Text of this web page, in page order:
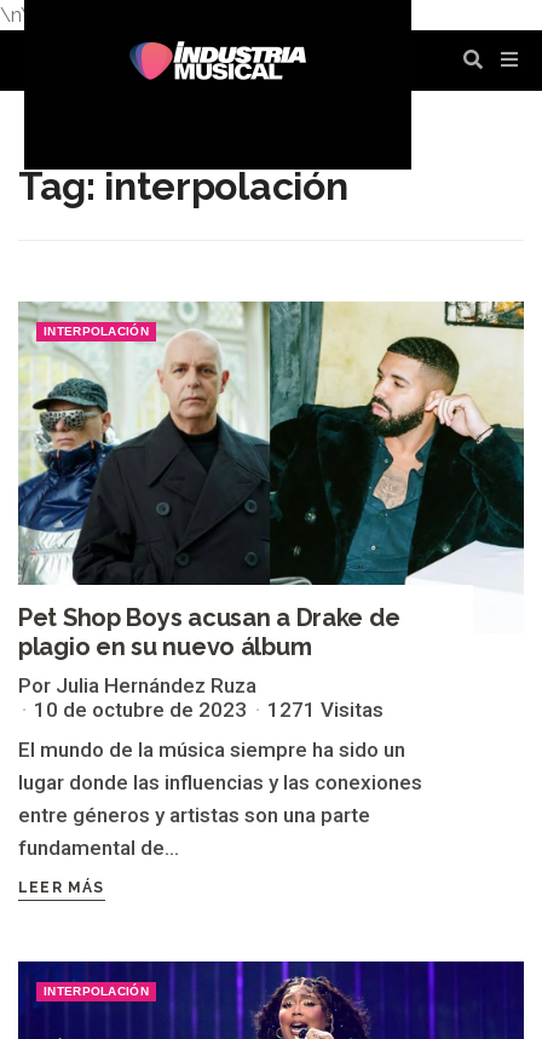
\n\n
Tag: interpolación
INTERPOLACIÓN
Pet Shop Boys acusan a Drake de
plagio en su nuevo álbum
Por Julia Hernández Ruza
10 de octubre de 2023
1271 Visitas
El mundo de la música siempre ha sido un
lugar donde las influencias y las conexiones
entre géneros y artistas son una parte
fundamental de...
LEER MÁS
INTERPOLACIÓN